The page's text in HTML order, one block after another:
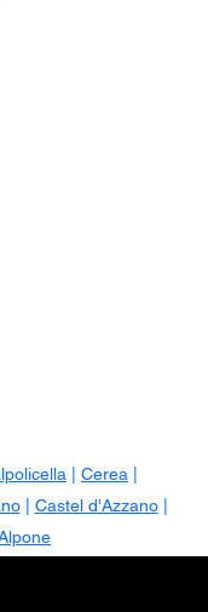
Cerea
| Castel d'Azzano|